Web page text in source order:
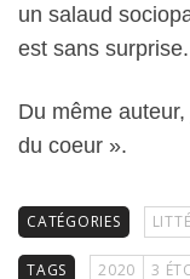
un salaud
est sans surprise.
Du même
du coeur ».
CATÉGORIES
TAGS 2020 3